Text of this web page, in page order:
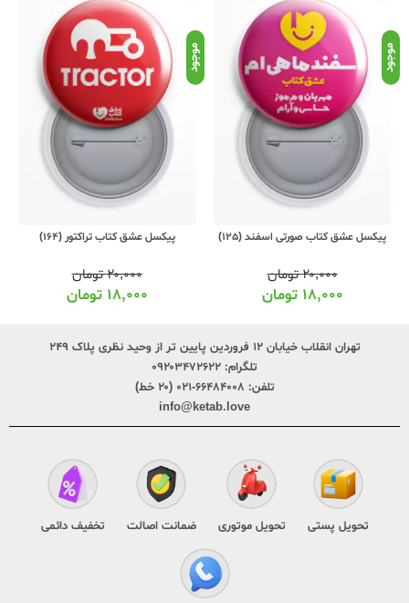
موجود
پیکسل عشق کتاب صورتی اسفند (125)
۲۰,۰۰۰تومان
۱۸,۰۰۰ تومان
موجود
پیکسل عشق کتاب تراکتور (164)
۲۰,۰۰۰تومان
۱۸,۰۰۰ تومان
تهران انقلاب خیابان ۱۲ فروردین پایین تر از وحید نظری پلاک ۲۴۹
تلگرام: ۰۹۲۰۳۴۷۲۶۲۲
تلفن: ۶۶۴۸۴۰۰۸-۰۲۱ (۲۰ خط)
info@ketab.love
تحویل پستی تحویل موتوری ضمانت اصالت تخفیف دائمی